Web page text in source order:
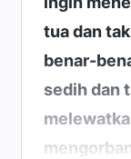
tua dan
benar-
sedih dan